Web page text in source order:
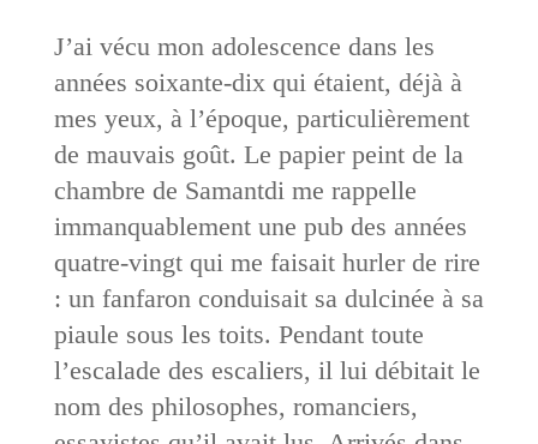
J’ai vécu mon adolescence dans les
années soixante-dix qui étaient, déjà à
mes yeux, à l’époque, particulièrement
de mauvais goût. Le papier peint de la
chambre de Samantdi me rappelle
immanquablement une pub des années
quatre-vingt qui me faisait hurler de rire
: un fanfaron conduisait sa dulcinée à sa
piaule sous les toits. Pendant toute
l’escalade des escaliers, il lui débitait le
nom des philosophes, romanciers,